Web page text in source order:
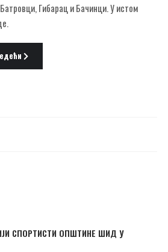
Гибарац и Бачинци. У истом
31.07.2006. понедељак
чланак: Инфо 27.07.2006. четвртак
СПОРТИСТИ ОПШТИНЕ ШИД У